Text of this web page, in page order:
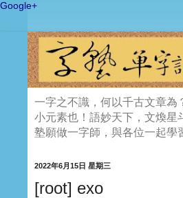
Google+
一字之不識，何以千古文章為
小元素也！語妙天下，文煥星
塾願做一字師，與各位一起學
2022年6月15日 星期三
[root] exo